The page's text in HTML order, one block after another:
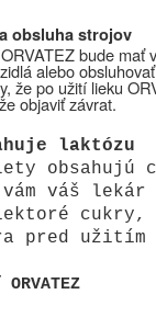
obsluha strojov
bude mať
alebo
že po užití lieku
objaviť závrat.
laktózu
obsahujú
váš lekár
pred